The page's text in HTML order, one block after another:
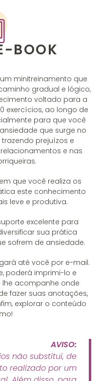
BOOK
minitreinamento que
gradual e lógico,
voltado para a
exercícios, ao longo de
para que você
que surge no
prejuízos e
e nas
que você realiza os
este conhecimento
leve e produtiva.
excelente para
sua prática
sofrem de ansiedade.
até você por e-mail.
poderá imprimi-lo e
lhe acompanhe onde
fazer suas anotações,
explorar o conteúdo
AVISO:
não substitui, de
realizado por um